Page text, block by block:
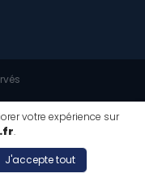
DESSERVIES
votre expérience sur
.
J'accepte tout